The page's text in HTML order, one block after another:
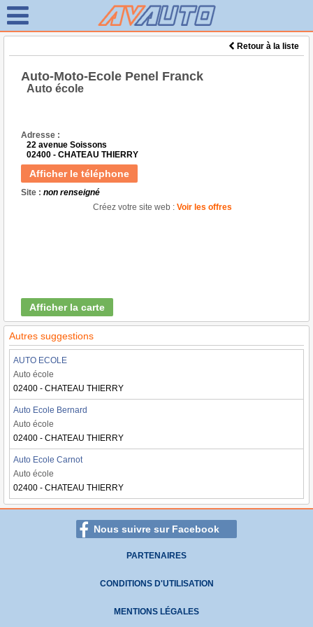
Retour à la liste
Auto-Moto-Ecole Penel Franck
Auto école
Adresse :
22 avenue Soissons
02400 - CHATEAU THIERRY
Afficher le téléphone
Site : non renseigné
Créez votre site web : Voir les offres
Afficher la carte
Autres suggestions
AUTO ECOLE
Auto école
02400 - CHATEAU THIERRY
Auto Ecole Bernard
Auto école
02400 - CHATEAU THIERRY
Auto Ecole Carnot
Auto école
02400 - CHATEAU THIERRY
Nous suivre sur Facebook
PARTENAIRES
CONDITIONS D'UTILISATION
MENTIONS LÉGALES